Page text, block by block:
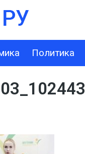
Политика
ШОУ-БИЗНЕС